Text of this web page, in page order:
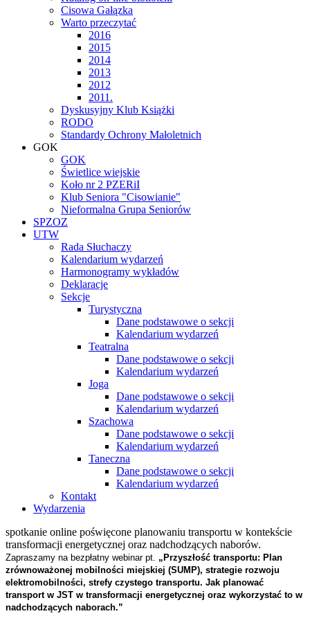
Cisowa Gałązka
Warto przeczytać
2016
2015
2014
2013
2012
2011.
Dyskusyjny Klub Książki
RODO
Standardy Ochrony Małoletnich
GOK
GOK
Świetlice wiejskie
Koło nr 2 PZERiI
Klub Seniora "Cisowianie"
Nieformalna Grupa Seniorów
SPZOZ
UTW
Rada Słuchaczy
Kalendarium wydarzeń
Harmonogramy wykładów
Deklaracje
Sekcje
Turystyczna
Dane podstawowe o sekcji
Kalendarium wydarzeń
Teatralna
Dane podstawowe o sekcji
Kalendarium wydarzeń
Joga
Dane podstawowe o sekcji
Kalendarium wydarzeń
Szachowa
Dane podstawowe o sekcji
Kalendarium wydarzeń
Taneczna
Dane podstawowe o sekcji
Kalendarium wydarzeń
Kontakt
Wydarzenia
spotkanie online poświęcone planowaniu transportu w kontekście
transformacji energetycznej oraz nadchodzących naborów.
Zapraszamy na bezpłatny webinar pt. „Przyszłość transportu: Plan
zrównoważonej mobilności miejskiej (SUMP), strategie rozwoju
elektromobilności, strefy czystego transportu. Jak planować
transport w JST w transformacji energetycznej oraz wykorzystać to w
nadchodzących naborach.”